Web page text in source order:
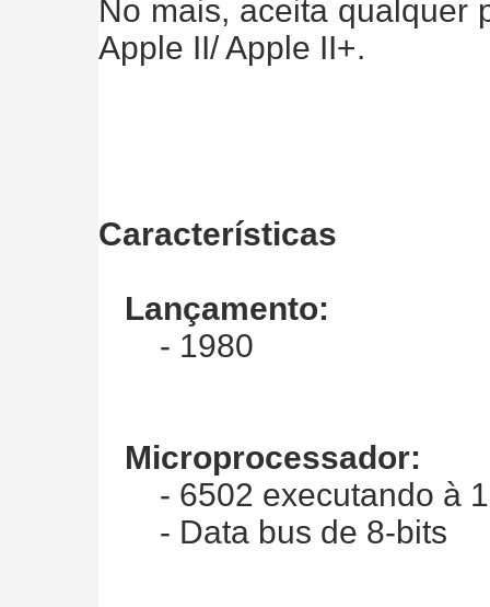
No mais, aceita qualquer
Apple II/ Apple II+.
Características
Lançamento:
- 1980
Microprocessador:
- 6502 executando à
- Data bus de 8-bits